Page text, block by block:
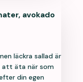
avokado
läckra sallad är
att äta när som
din egen